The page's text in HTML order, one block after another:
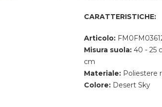
CARATTERISTICHE:
Articolo:
Misura suola: 40 - 25
cm
Materiale: Poliestere
Colore: Desert Sky